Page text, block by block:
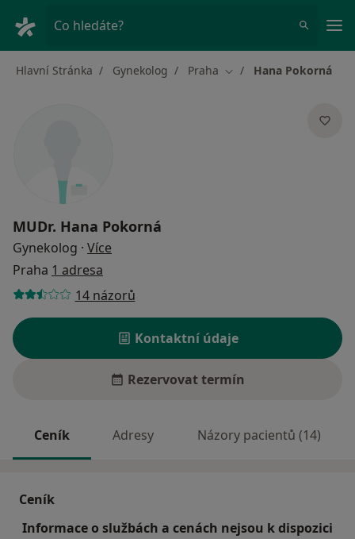
Co hledáte?
Hlavní Stránka Gynekolog Praha Změna města
Hana Pokorná
MUDr. Hana Pokorná
Gynekolog · Více
Praha 1 adresa
14 názorů
Kontaktní údaje
Rezervovat termín
Ceník Adresy Názory pacientů (14)
Ceník
Informace o službách a cenách nejsou k dispozici